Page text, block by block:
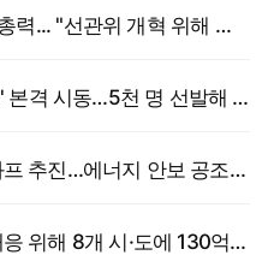
정부, '참정권 침해' 규명 총력... "선관위 개혁 위해 국정조사 등 모든 조치"
6만 명 몰린 '모두의 창업' 본격 시동…5천 명 선발해 밀착 지원
한일, 원유·석유제품 스와프 추진…에너지 안보 공조 강화
고용부, 중동전쟁 여파 대응 위해 8개 시·도에 130억 원 긴급 투입